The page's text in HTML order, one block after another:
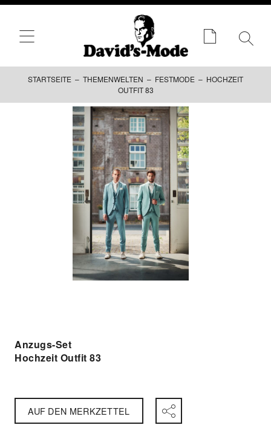
STARTSEITE – THEMENWELTEN – FESTMODE – HOCHZEIT
OUTFIT 83
Anzugs-Set
Hochzeit Outfit 83
AUF DEN MERKZETTEL